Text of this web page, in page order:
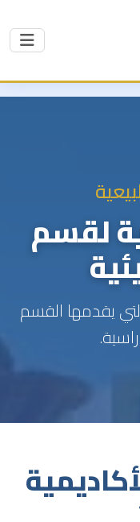
لقسم
يقدمها القسم